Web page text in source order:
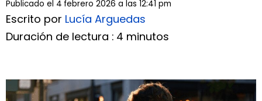
Publicado el 4 febrero 2026 a las 12:41 pm
Escrito por Lucía Arguedas
Duración de lectura : 4 minutos